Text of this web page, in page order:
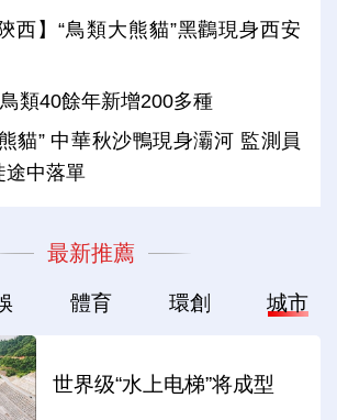
西】“鳥類大熊貓”黑鸛現身西安
類40餘年新增200多種
貓” 中華秋沙鴨現身灞河 監測員
途中落單
最新推薦
體育 環創 城市
世界级“水上电梯”将成型